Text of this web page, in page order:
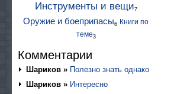
Инструменты и вещи7
Оружие и боеприпасы6 Книги по
теме3
Комментарии
Шариков » Полезно знать однако
Шариков » Интересно